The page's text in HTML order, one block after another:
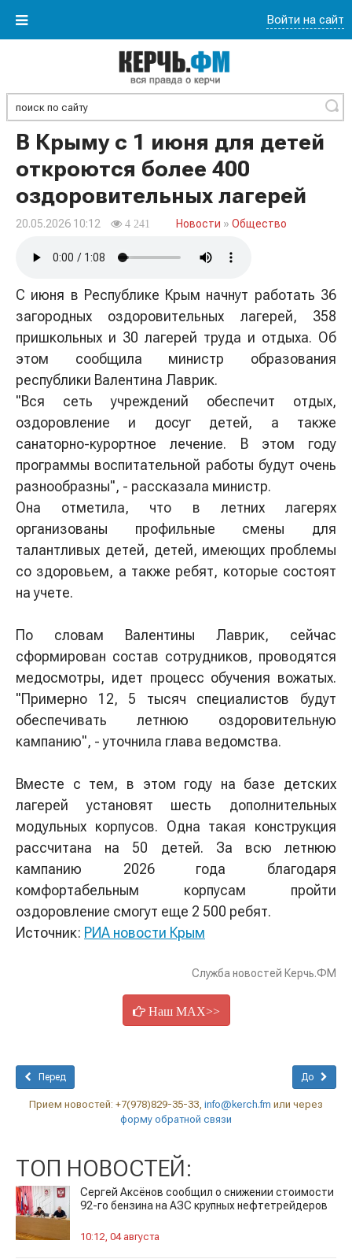
Найти
Войти на сайт
В Крыму с 1 июня для детей
откроются более 400
оздоровительных лагерей
20.05.2026 10:12 4 241 Новости » Общество
С июня в Республике Крым начнут работать 36
загородных оздоровительных лагерей, 358
пришкольных и 30 лагерей труда и отдыха. Об
этом сообщила министр образования
республики Валентина Лаврик.
"Вся сеть учреждений обеспечит отдых,
оздоровление и досуг детей, а также
санаторно-курортное лечение. В этом году
программы воспитательной работы будут очень
разнообразны", - рассказала министр.
Она отметила, что в летних лагерях
организованы профильные смены для
талантливых детей, детей, имеющих проблемы
со здоровьем, а также ребят, которые состоят
на учете.
По словам Валентины Лаврик, сейчас
сформирован состав сотрудников, проводятся
медосмотры, идет процесс обучения вожатых.
"Примерно 12, 5 тысяч специалистов будут
обеспечивать летнюю оздоровительную
кампанию", - уточнила глава ведомства.
Вместе с тем, в этом году на базе детских
лагерей установят шесть дополнительных
модульных корпусов. Одна такая конструкция
рассчитана на 50 детей. За всю летнюю
кампанию 2026 года благодаря
комфортабельным корпусам пройти
оздоровление смогут еще 2 500 ребят.
Источник: РИА новости Крым
Служба новостей Керчь.ФМ
Наш MAX>>
Перед До
Прием новостей: +7(978)829-35-33, info@kerch.fm или через
форму обратной связи
ТОП НОВОСТЕЙ:
Сергей Аксёнов сообщил о снижении стоимости
92-го бензина на АЗС крупных нефтетрейдеров
10:12, 04 августа